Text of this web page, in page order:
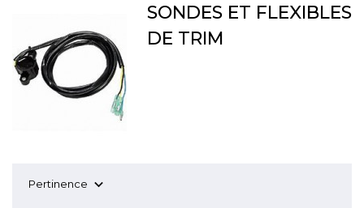
SONDES ET FLEXIBLES
DE TRIM
Pertinence 